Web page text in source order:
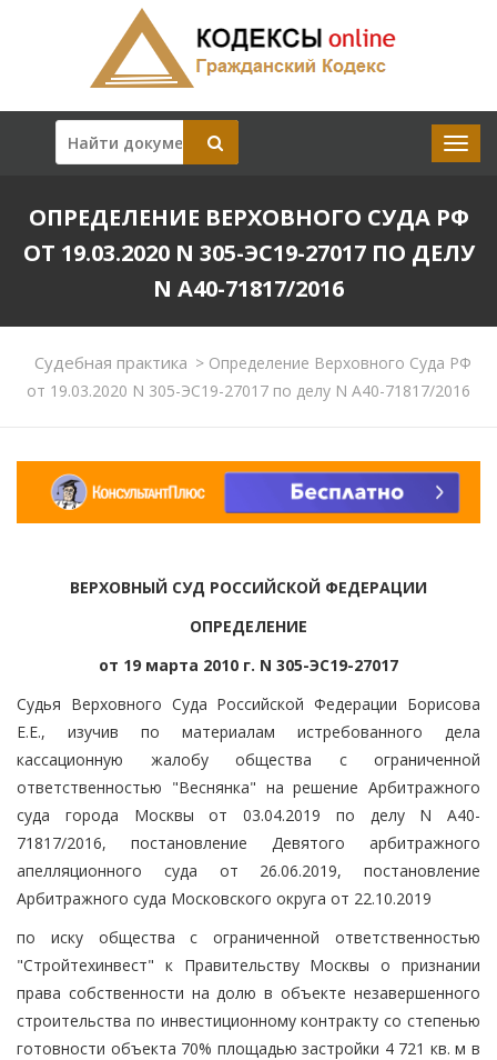
ОПРЕДЕЛЕНИЕ ВЕРХОВНОГО СУДА РФ
ОТ 19.03.2020 N 305-ЭС19-27017 ПО ДЕЛУ
N А40-71817/2016
Судебная практика >Определение Верховного Суда РФ
от 19.03.2020 N 305-ЭС19-27017 по делу N А40-71817/2016
ВЕРХОВНЫЙ СУД РОССИЙСКОЙ ФЕДЕРАЦИИ
ОПРЕДЕЛЕНИЕ
от 19 марта 2010 г. N 305-ЭС19-27017
Судья Верховного Суда Российской Федерации Борисова
Е.Е., изучив по материалам истребованного дела
кассационную жалобу общества с ограниченной
ответственностью "Веснянка" на решение Арбитражного
суда города Москвы от 03.04.2019 по делу N А40-
71817/2016, постановление Девятого арбитражного
апелляционного суда от 26.06.2019, постановление
Арбитражного суда Московского округа от 22.10.2019
по иску общества с ограниченной ответственностью
"Стройтехинвест" к Правительству Москвы о признании
права собственности на долю в объекте незавершенного
строительства по инвестиционному контракту со степенью
готовности объекта 70% площадью застройки 4 721 кв. м в